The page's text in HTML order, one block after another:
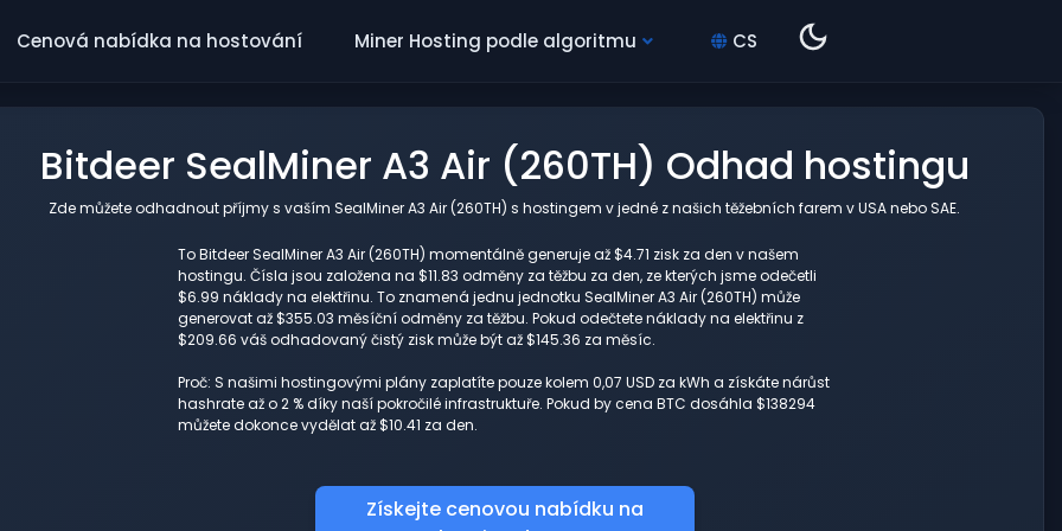
Cenová nabídka na hostování Miner Hosting podle algoritmu CS
Bitdeer SealMiner A3 Air (260TH) Odhad hostingu
Zde můžete odhadnout příjmy s vaším SealMiner A3 Air (260TH) s hostingem v jedné z našich těžebních farem v USA nebo SAE.
To Bitdeer SealMiner A3 Air (260TH) momentálně generuje až $4.71 zisk za den v našem
hostingu. Čísla jsou založena na $11.83 odměny za těžbu za den, ze kterých jsme odečetli
$6.99 náklady na elektřinu. To znamená jednu jednotku SealMiner A3 Air (260TH) může
generovat až $355.03 měsíční odměny za těžbu. Pokud odečtete náklady na elektřinu z
$209.66 váš odhadovaný čistý zisk může být až $145.36 za měsíc.
Proč: S našimi hostingovými plány zaplatíte pouze kolem 0,07 USD za kWh a získáte nárůst
hashrate až o 2 % díky naší pokročilé infrastruktuře. Pokud by cena BTC dosáhla $138294
můžete dokonce vydělat až $10.41 za den.
Získejte cenovou nabídku na